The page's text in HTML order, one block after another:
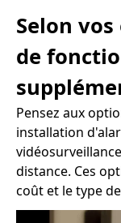
Selon
de
Pensez aux
installation
distance. Ces
coût et le type